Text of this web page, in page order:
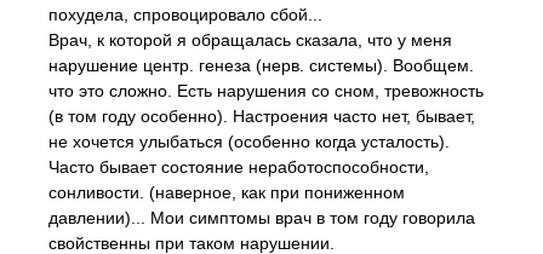
похудела, спровоцировало сбой...
Врач, к которой я обращалась сказала, что у меня
нарушение центр. генеза (нерв. системы). Вообщем.
что это сложно. Есть нарушения со сном, тревожность
(в том году особенно). Настроения часто нет, бывает,
не хочется улыбаться (особенно когда усталость).
Часто бывает состояние неработоспособности,
сонливости. (наверное, как при пониженном
давлении)... Мои симптомы врач в том году говорила
свойственны при таком нарушении.